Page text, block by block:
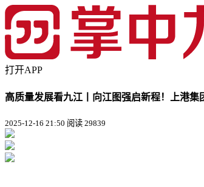
打开APP
高质量发展看九江丨向江图强启新程！上港
2025-12-16 21:50 阅读 29839